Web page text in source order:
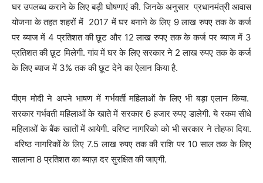
घर उपलब्ध कराने के लिए बड़ी घोषणाएं की. जिनके अनुसार प्रधानमंत्री आवास
योजना के तहत शहरों में 2017 में घर बनाने के लिए 9 लाख रुपए तक के कर्ज
पर ब्याज में 4 प्रतिशत की छूट और 12 लाख रुपए तक के कर्ज पर ब्याज में 3
प्रतिशत की छूट मिलेगी. गांव में घर के लिए सरकार ने 2 लाख रुपए तक के कर्ज
के लिए ब्याज में 3% तक की छूट देने का ऐलान किया है.
पीएम मोदी ने अपने भाषण में गर्भवर्ती महिलाओं के लिए भी बड़ा एलान किया.
सरकार गर्भवती महिलाओं के खाते में सरकार 6 हजार रुपए डालेगी. ये रकम सीधे
महिलाओं के बैंक खातों में आयेगी. वरिष्ट नागरिको को भी सरकार ने तोहफा दिया.
वरिष्ठ नागरिकों के लिए 7.5 लाख रुपए तक की राशि पर 10 साल तक के लिए
सालाना 8 प्रतिशत का ब्याज़ दर सुरक्षित की जाएगी.